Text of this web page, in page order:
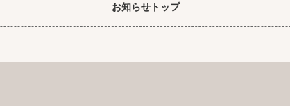
お知らせトップ